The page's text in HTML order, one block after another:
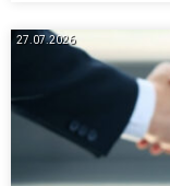
27.07.2026